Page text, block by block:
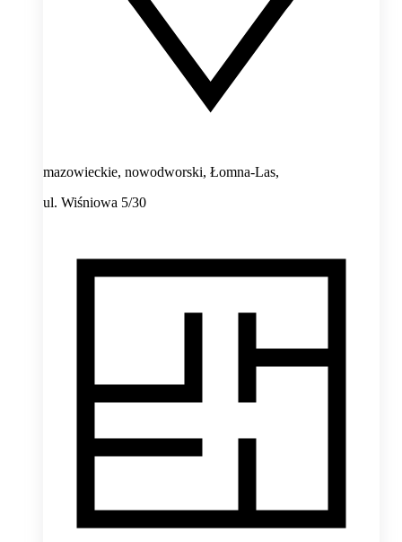
mazowieckie, nowodworski, Łomna-Las,
ul. Wiśniowa 5/30